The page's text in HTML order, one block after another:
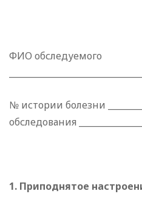
ФИО обследуемого
№ истории болезни
обследования
1. Приподнятое